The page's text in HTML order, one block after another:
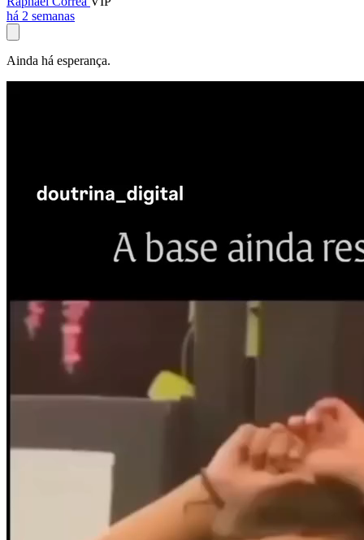
há 2 semanas
Ainda há esperança.